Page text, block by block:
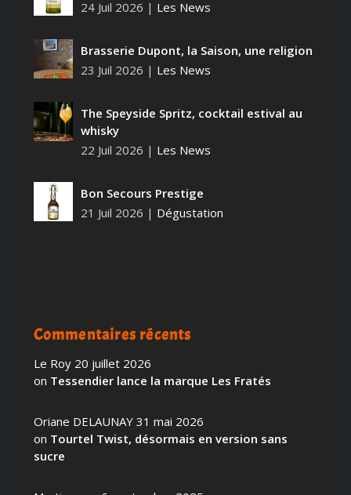
24 Juil 2026 | Les News
Brasserie Dupont, la Saison, une religion
23 Juil 2026 | Les News
The Speyside Spritz, cocktail estival au
whisky
22 Juil 2026 | Les News
Bon Secours Prestige
21 Juil 2026 | Dégustation
Commentaires récents
Le Roy 20 juillet 2026
on Tessendier lance la marque Les Fratés
Oriane DELAUNAY 31 mai 2026
on Tourtel Twist, désormais en version sans
sucre